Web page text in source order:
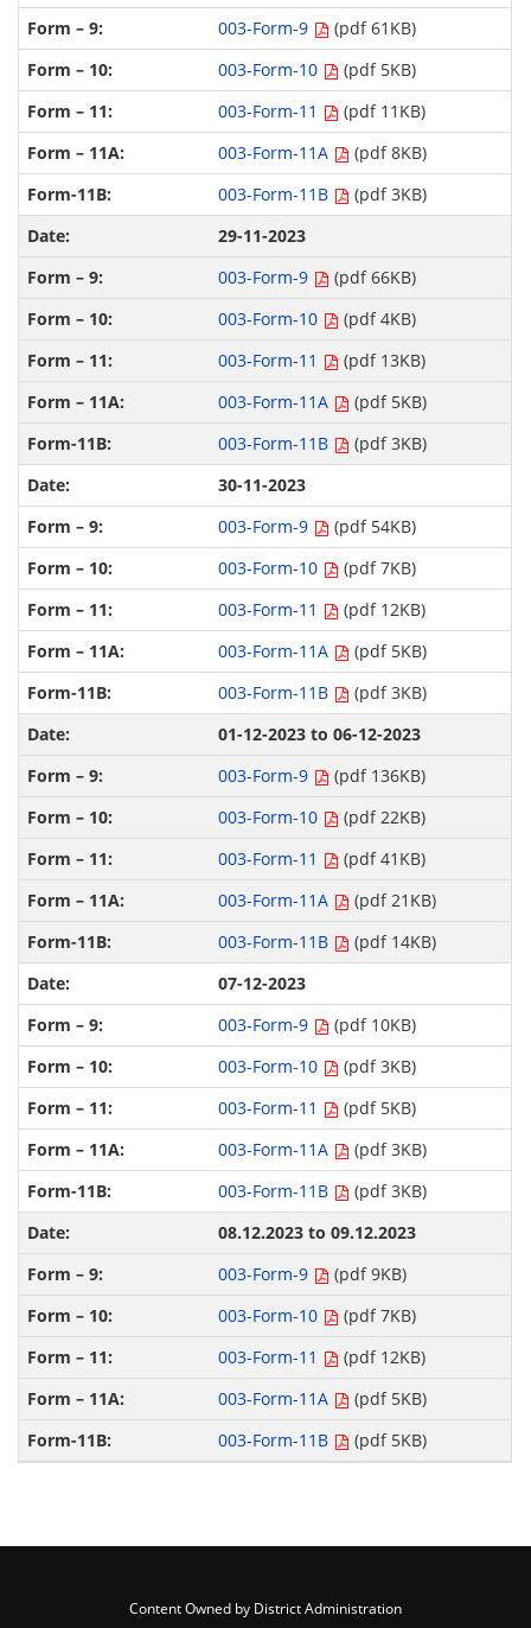
003-Form-9
(pdf 61KB)
003-Form-10
(pdf 5KB)
003-Form-11
(pdf 11KB)
003-Form-11A
(pdf 8KB)
003-Form-11B
(pdf 3KB)
29-11-2023
003-Form-9
(pdf 66KB)
003-Form-10
(pdf 4KB)
003-Form-11
(pdf 13KB)
003-Form-11A
(pdf 5KB)
003-Form-11B
(pdf 3KB)
30-11-2023
003-Form-9
(pdf 54KB)
003-Form-10
(pdf 7KB)
003-Form-11
(pdf 12KB)
003-Form-11A
(pdf 5KB)
003-Form-11B
(pdf 3KB)
01-12-2023 to 06-12-2023
003-Form-9
(pdf 136KB)
003-Form-10
(pdf 22KB)
003-Form-11
(pdf 41KB)
003-Form-11A
(pdf 21KB)
003-Form-11B
(pdf 14KB)
07-12-2023
003-Form-9
(pdf 10KB)
003-Form-10
(pdf 3KB)
003-Form-11
(pdf 5KB)
003-Form-11A
(pdf 3KB)
003-Form-11B
(pdf 3KB)
08.12.2023 to 09.12.2023
003-Form-9
(pdf 9KB)
003-Form-10
(pdf 7KB)
003-Form-11
(pdf 12KB)
003-Form-11A
(pdf 5KB)
003-Form-11B
(pdf 5KB)
Content Owned by District Administration